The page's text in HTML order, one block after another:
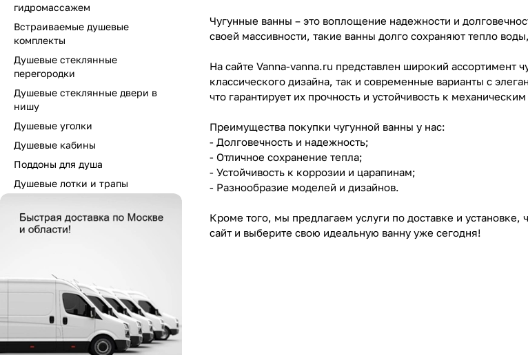
Чугунные ванны – это воплощение надежности и
своей массивности, такие ванны долго сохраняют тепло
На сайте Vanna-vanna.ru представлен широкий
классического дизайна, так и современные варианты с
что гарантирует их прочность и устойчивость к
Преимущества покупки чугунной ванны у нас:
- Долговечность и надежность;
- Отличное сохранение тепла;
- Устойчивость к коррозии и царапинам;
- Разнообразие моделей и дизайнов.
Кроме того, мы предлагаем услуги по доставке и
сайт и выберите свою идеальную ванну уже сегодня!
гидромассажем
Встраиваемые душевые
комплекты
Душевые стеклянные
перегородки
Душевые стеклянные двери в
нишу
Душевые уголки
Душевые кабины
Поддоны для душа
Душевые лотки и трапы